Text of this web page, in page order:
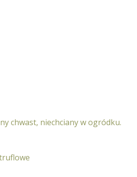
chwast, niechciany w ogródku.